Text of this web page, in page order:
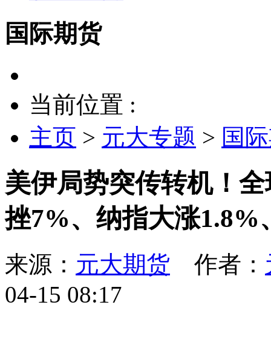
国际期货
当前位置 :
主页 > 元大专题 > 国
美伊局势突传转机！
挫7%、纳指大涨1.8%
来源： 元大期货 作者：
04-15 08:17